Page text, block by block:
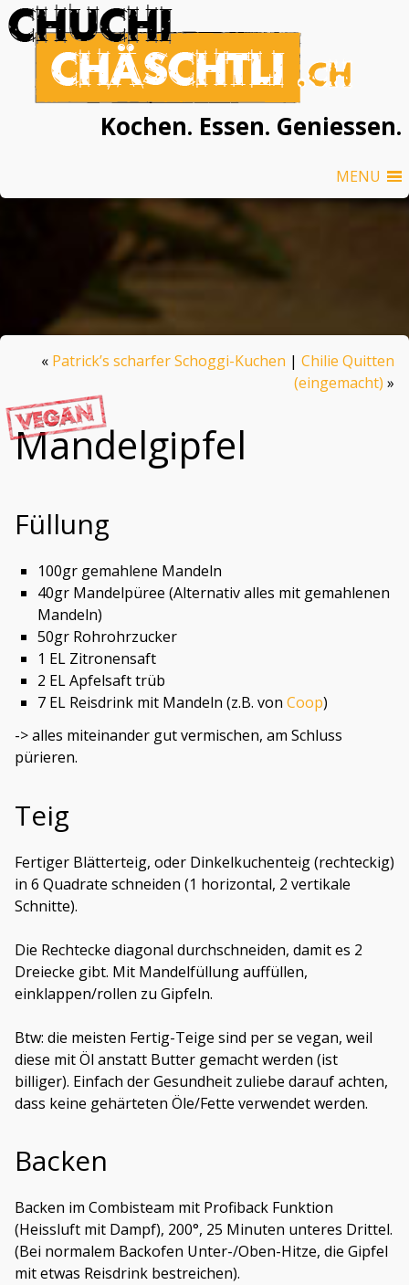
Kochen. Essen. Geniessen.
MENU
« Patrick’s scharfer Schoggi-Kuchen | Chilie Quitten
(eingemacht) »
Mandelgipfel
Füllung
100gr gemahlene Mandeln
40gr Mandelpüree (Alternativ alles mit gemahlenen
Mandeln)
50gr Rohrohrzucker
1 EL Zitronensaft
2 EL Apfelsaft trüb
7 EL Reisdrink mit Mandeln (z.B. von Coop)
-> alles miteinander gut vermischen, am Schluss
pürieren.
Teig
Fertiger Blätterteig, oder Dinkelkuchenteig (rechteckig)
in 6 Quadrate schneiden (1 horizontal, 2 vertikale
Schnitte).
Die Rechtecke diagonal durchschneiden, damit es 2
Dreiecke gibt. Mit Mandelfüllung auffüllen,
einklappen/rollen zu Gipfeln.
Btw: die meisten Fertig-Teige sind per se vegan, weil
diese mit Öl anstatt Butter gemacht werden (ist
billiger). Einfach der Gesundheit zuliebe darauf achten,
dass keine gehärteten Öle/Fette verwendet werden.
Backen
Backen im Combisteam mit Profiback Funktion
(Heissluft mit Dampf), 200°, 25 Minuten unteres Drittel.
(Bei normalem Backofen Unter-/Oben-Hitze, die Gipfel
mit etwas Reisdrink bestreichen).